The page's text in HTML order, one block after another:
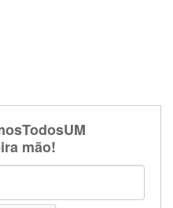
mão!